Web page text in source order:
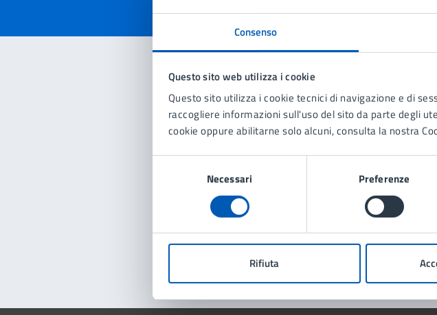
Consenso
Questo sito web utilizza i cookie
Questo sito utilizza i cookie tecnici di navigazione e di
raccogliere informazioni sull'uso del sito da parte degli
cookie oppure abilitarne solo alcuni, consulta la nostra
Necessari Preferenze
Rifiuta
Contatta il comune
Leggi le domande frequenti
Richiedi assistenza
Prenota appuntamento
Problemi in città
Segnala disservizio